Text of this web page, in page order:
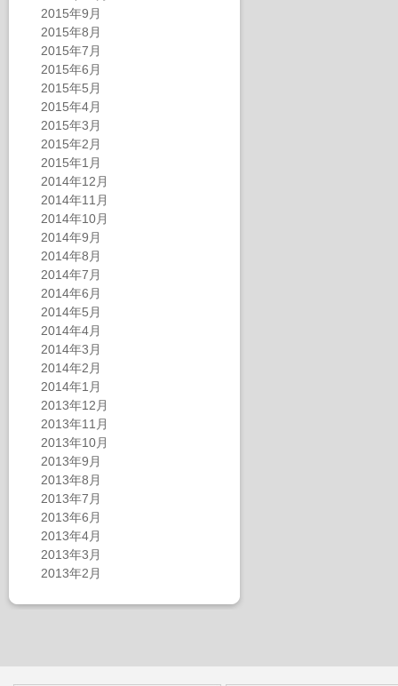
2015年9月
2015年8月
2015年7月
2015年6月
2015年5月
2015年4月
2015年3月
2015年2月
2015年1月
2014年12月
2014年11月
2014年10月
2014年9月
2014年8月
2014年7月
2014年6月
2014年5月
2014年4月
2014年3月
2014年2月
2014年1月
2013年12月
2013年11月
2013年10月
2013年9月
2013年8月
2013年7月
2013年6月
2013年4月
2013年3月
2013年2月